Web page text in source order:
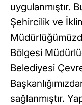
uygulanmıştır.
Şehircilik ve
Bölgesi
Belediyesi
sağlanmıştır.